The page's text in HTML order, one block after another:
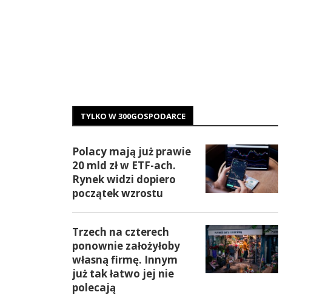
TYLKO W 300GOSPODARCE
Polacy mają już prawie
20 mld zł w ETF-ach.
Rynek widzi dopiero
początek wzrostu
Trzech na czterech
ponownie założyłoby
własną firmę. Innym
już tak łatwo jej nie
polecają